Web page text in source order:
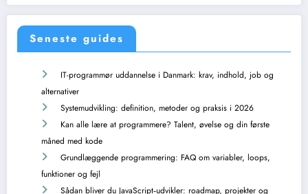
Seneste guides
IT-programmør uddannelse i Danmark: krav, indhold, job og
alternativer
Systemudvikling: definition, metoder og praksis i 2026
Kan alle lære at programmere? Talent, øvelse og din første
måned med kode
Grundlæggende programmering: FAQ om variabler, loops,
funktioner og fejl
Sådan bliver du JavaScript‑udvikler: roadmap, projekter og